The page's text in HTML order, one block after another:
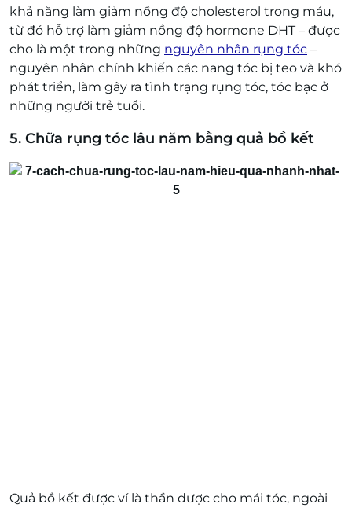
khả năng làm giảm nồng độ cholesterol trong máu,
từ đó hỗ trợ làm giảm nồng độ hormone DHT – được
cho là một trong những nguyên nhân rụng tóc –
nguyên nhân chính khiến các nang tóc bị teo và khó
phát triển, làm gây ra tình trạng rụng tóc, tóc bạc ở
những người trẻ tuổi.
5. Chữa rụng tóc lâu năm bằng quả bồ kết
Quả bồ kết được ví là thần dược cho mái tóc, ngoài